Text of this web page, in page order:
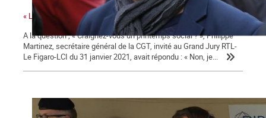
« La colère sociale est là » ...
A la question ; « Craignez-vous un printemps social ? », Philippe
Martinez, secrétaire général de la CGT, invité au Grand Jury RTL-
Le Figaro-LCI du 31 janvier 2021, avait répondu : « Non, je...